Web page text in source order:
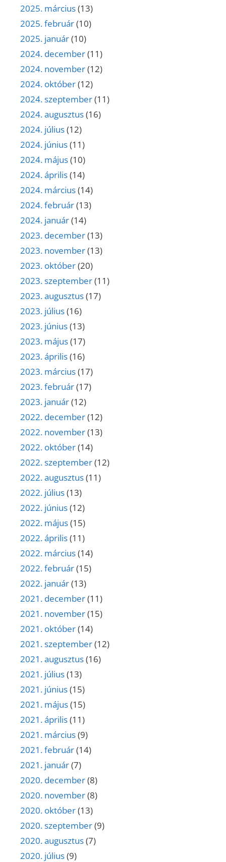
2025. március(13)
2025. február(10)
2025. január(10)
2024. december(11)
2024. november(12)
2024. október(12)
2024. szeptember(11)
2024. augusztus(16)
2024. július(12)
2024. június(11)
2024. május(10)
2024. április(14)
2024. március(14)
2024. február(13)
2024. január(14)
2023. december(13)
2023. november(13)
2023. október(20)
2023. szeptember(11)
2023. augusztus(17)
2023. július(16)
2023. június(13)
2023. május(17)
2023. április(16)
2023. március(17)
2023. február(17)
2023. január(12)
2022. december(12)
2022. november(13)
2022. október(14)
2022. szeptember(12)
2022. augusztus(11)
2022. július(13)
2022. június(12)
2022. május(15)
2022. április(11)
2022. március(14)
2022. február(15)
2022. január(13)
2021. december(11)
2021. november(15)
2021. október(14)
2021. szeptember(12)
2021. augusztus(16)
2021. július(13)
2021. június(15)
2021. május(15)
2021. április(11)
2021. március(9)
2021. február(14)
2021. január(7)
2020. december(8)
2020. november(8)
2020. október(13)
2020. szeptember(9)
2020. augusztus(7)
2020. július(9)